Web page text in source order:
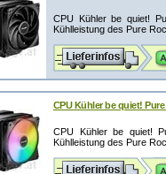
CPU Kühler be quiet!
Kühlleistung des Pure
CPU Kühler be quiet!
CPU Kühler be quiet!
Kühlleistung des Pure